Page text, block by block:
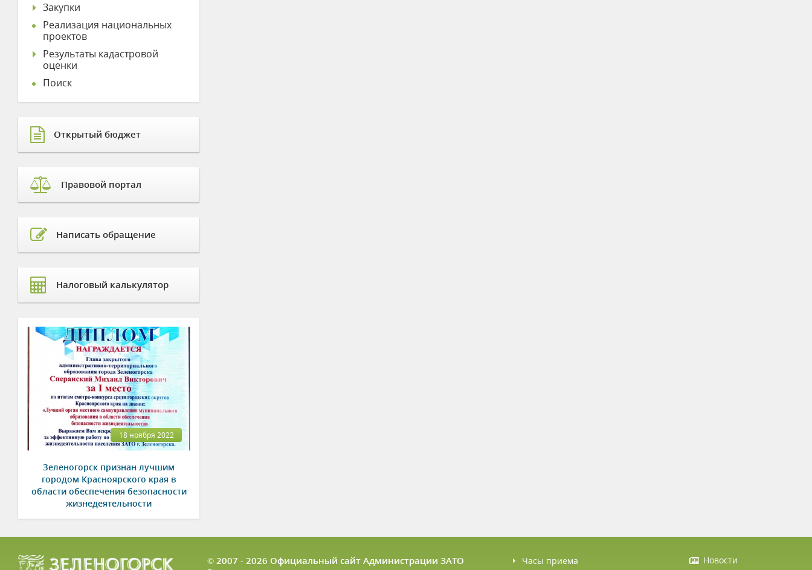
Закупки
Реализация национальных
проектов
Результаты кадастровой
оценки
Поиск
Открытый бюджет
Правовой портал
Написать обращение
Налоговый калькулятор
18 ноября 2022
Зеленогорск признан лучшим
городом Красноярского края в
области обеспечения безопасности
жизнедеятельности
© 2007 - 2026 Официальный сайт Администрации ЗАТО
Часы приема Новости